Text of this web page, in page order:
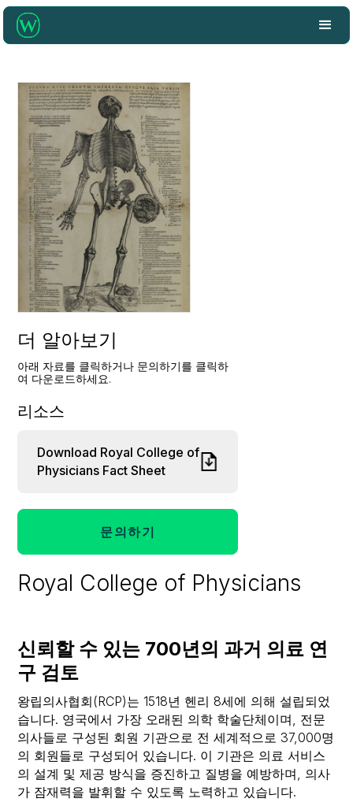
더 알아보기
아래 자료를 클릭하거나 문의하기를 클릭하
여 다운로드하세요.
리소스
Download Royal College of
Physicians Fact Sheet
문의하기
Royal College of Physicians
신뢰할 수 있는 700년의 과거 의료 연
구 검토
왕립의사협회(RCP)는 1518년 헨리 8세에 의해 설립되었
습니다. 영국에서 가장 오래된 의학 학술단체이며, 전문
의사들로 구성된 회원 기관으로 전 세계적으로 37,000명
의 회원들로 구성되어 있습니다. 이 기관은 의료 서비스
의 설계 및 제공 방식을 증진하고 질병을 예방하며, 의사
가 잠재력을 발휘할 수 있도록 노력하고 있습니다.